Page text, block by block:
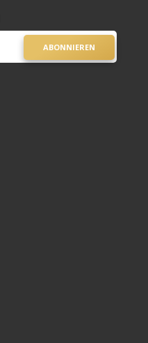
ABONNIEREN